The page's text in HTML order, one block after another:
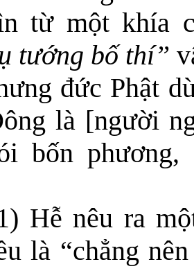
từ một khía
tướng bố thí”
đức Phật
là [người
bốn
Hễ nêu ra
là “chẳng